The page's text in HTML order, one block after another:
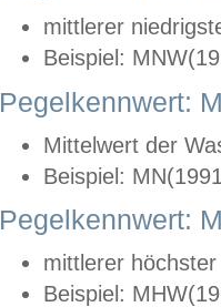
mittlerer
Beispiel:
Pegelkennwert:
Mittelwert der
Beispiel:
Pegelkennwert:
mittlerer
Beispiel: